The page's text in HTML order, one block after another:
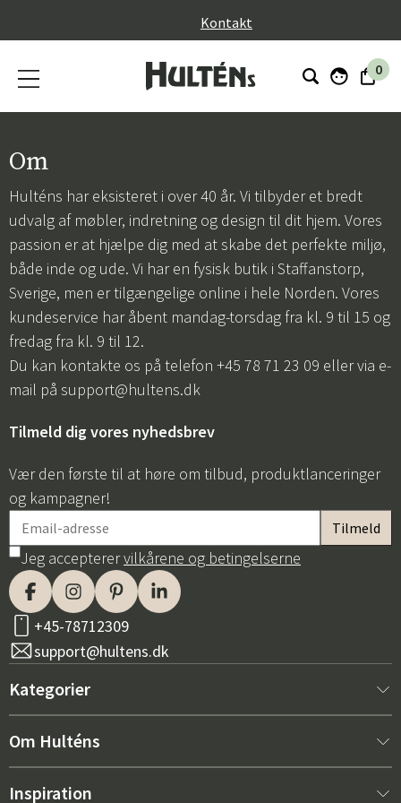
Sverige
Norge
Kontakt
0
Om
Hulténs har eksisteret i over 40 år. Vi tilbyder et bredt
udvalg af møbler, indretning og design til dit hjem. Vores
passion er at hjælpe dig med at skabe det perfekte miljø,
både inde og ude. Vi har en fysisk butik i Staffanstorp,
Sverige, men er tilgængelige online i hele Norden. Vores
kundeservice har åbent mandag-torsdag fra kl. 9 til 15 og
fredag fra kl. 9 til 12.
Du kan kontakte os på telefon +45 78 71 23 09 eller via e-
mail på support@hultens.dk
Tilmeld dig vores nyhedsbrev
Vær den første til at høre om tilbud, produktlanceringer
og kampagner!
Jeg accepterervilkårene og betingelserne
+45-78712309
support@hultens.dk
Kategorier
Nyt hos os
Om Hulténs
Om Hulténs
Inspiration